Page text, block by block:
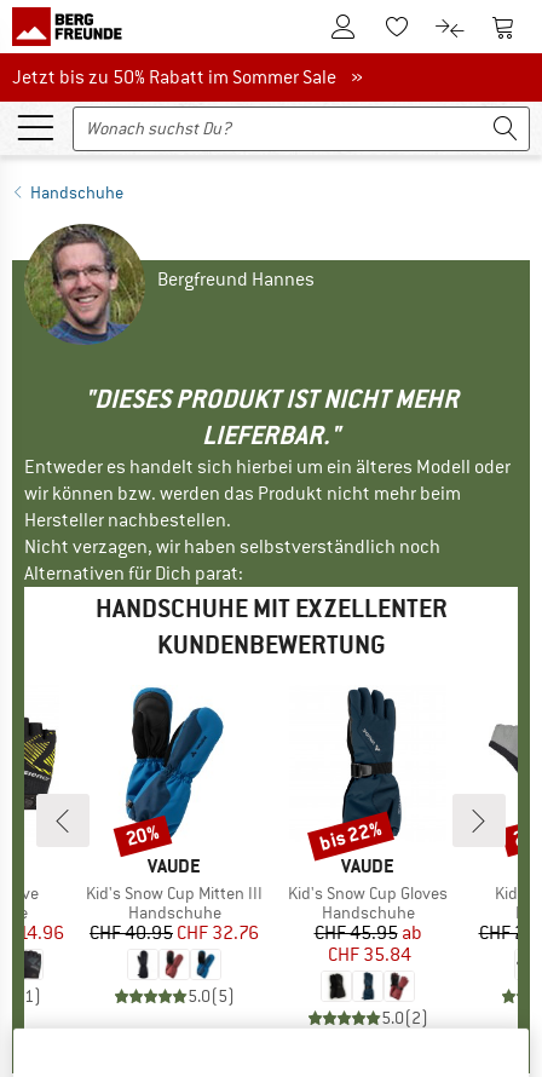
Zum KundenkontoZum Merkzettel.
Zum Zum
Jetzt bis zu 50% Rabatt im Sommer Sale
Jetzt bis zu 50% Rabatt im Sommer Sale »
Handschuhe
Bergfreund Hannes
"DIESES PRODUKT IST NICHT MEHR
LIEFERBAR."
Entweder es handelt sich hierbei um ein älteres Modell oder
wir können bzw. werden das Produkt nicht mehr beim
Hersteller nachbestellen.
Nicht verzagen, wir haben selbstverständlich noch
Alternativen für Dich parat:
HANDSCHUHE MIT EXZELLENTER
KUNDENBEWERTUNG
Preis
14.96
1)
MARKE
VAUDE
Artikel
Kid's Snow Cup Mitten III
Produktgruppe
Handschuhe
Preis
CHF 40.95 reduzierter Preis
CHF 32.76
5.0(5)
Rabatt
20%
MARKE
VAUDE
Artikel
Kid's Snow Cup Gloves
Produktgruppe
Handschuhe
Preis
CHF 45.95reduzierter Preis
ab
CHF 35.84
5.0(2)
Rabatt
bis 22%
Artikel
Kid's
CHF